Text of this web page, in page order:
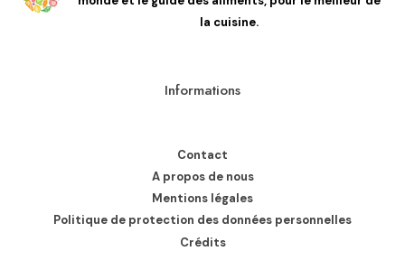
la cuisine.
Informations
Contact
A propos de nous
Mentions légales
Politique de protection des données personnelles
Crédits